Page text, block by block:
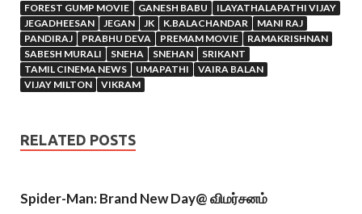
FOREST GUMP MOVIE
GANESH BABU
ILAYATHALAPATHI VIJAY
JEGADHEESAN
JEGAN JK K.BALACHANDAR
MANI RAJ
PANDIRAJ
PRABHU DEVA PREMAM MOVIE
RAMAKRISHNAN
SABESH MURALI
SNEHA SNEHAN
SRIKANT
TAMIL CINEMA NEWS
UMAPATHI
VAIRA BALAN
VIJAY MILTON
VIKRAM
RELATED POSTS
Spider-Man: Brand New Day@ விமர்சனம்